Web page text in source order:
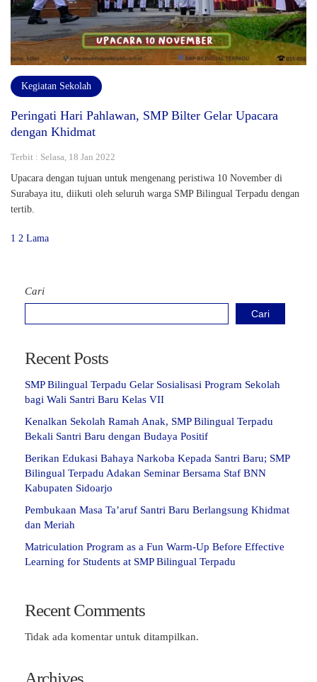
Kegiatan Sekolah
Peringati Hari Pahlawan, SMP Bilter Gelar Upacara
dengan Khidmat
Terbit : Selasa, 18 Jan 2022
Upacara dengan tujuan untuk mengenang peristiwa 10 November di
Surabaya itu, diikuti oleh seluruh warga SMP Bilingual Terpadu dengan
tertib.
1 2 Lama
Cari
Cari
Recent Posts
SMP Bilingual Terpadu Gelar Sosialisasi Program Sekolah
bagi Wali Santri Baru Kelas VII
Kenalkan Sekolah Ramah Anak, SMP Bilingual Terpadu
Bekali Santri Baru dengan Budaya Positif
Berikan Edukasi Bahaya Narkoba Kepada Santri Baru; SMP
Bilingual Terpadu Adakan Seminar Bersama Staf BNN
Kabupaten Sidoarjo
Pembukaan Masa Ta’aruf Santri Baru Berlangsung Khidmat
dan Meriah
Matriculation Program as a Fun Warm-Up Before Effective
Learning for Students at SMP Bilingual Terpadu
Recent Comments
Tidak ada komentar untuk ditampilkan.
Archives